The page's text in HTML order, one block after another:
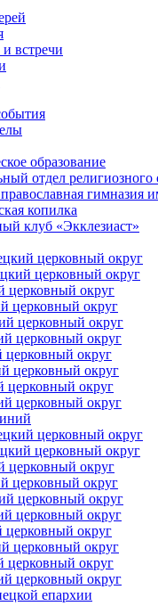
встречи
образование
отдел религиозного
гимназия
копилка
клуб «Экклезиаст»
церковный округ
церковный округ
церковный округ
церковный округ
церковный округ
церковный округ
церковный округ
церковный округ
церковный округ
церковный округ
церковный округ
церковный округ
церковный округ
церковный округ
церковный округ
церковный округ
церковный округ
церковный округ
церковный округ
церковный округ
епархии